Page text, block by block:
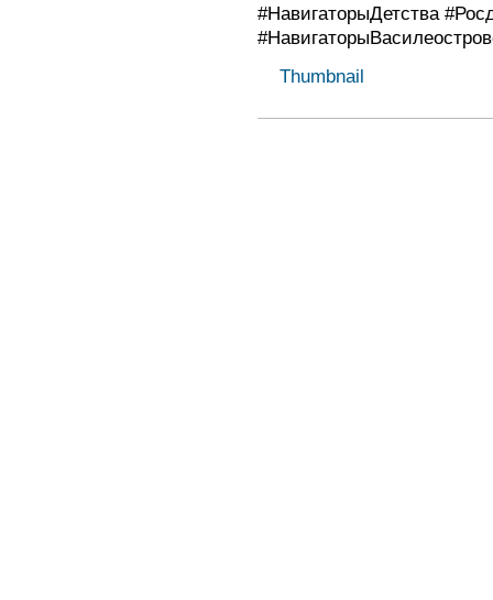
#НавигаторыДетства
Thumbnail